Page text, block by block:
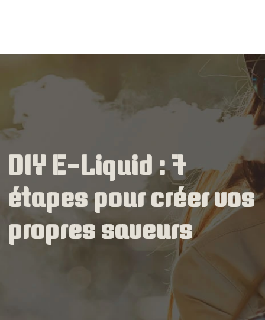
DIY E-Liquid : 7
étapes pour créer vos
propres saveurs